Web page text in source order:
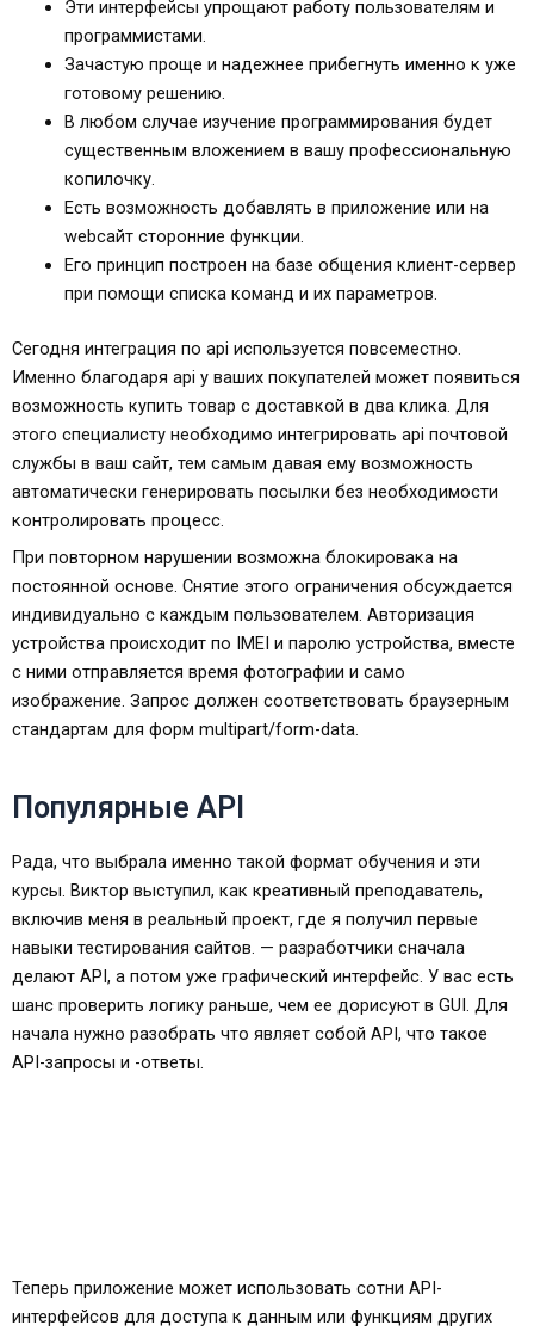
Эти интерфейсы упрощают работу пользователям и
программистами.
Зачастую проще и надежнее прибегнуть именно к уже
готовому решению.
В любом случае изучение программирования будет
существенным вложением в вашу профессиональную
копилочку.
Есть возможность добавлять в приложение или на
webсайт сторонние функции.
Его принцип построен на базе общения клиент-сервер
при помощи списка команд и их параметров.
Сегодня интеграция по api используется повсеместно.
Именно благодаря api у ваших покупателей может появиться
возможность купить товар с доставкой в два клика. Для
этого специалисту необходимо интегрировать api почтовой
службы в ваш сайт, тем самым давая ему возможность
автоматически генерировать посылки без необходимости
контролировать процесс.
При повторном нарушении возможна блокировака на
постоянной основе. Снятие этого ограничения обсуждается
индивидуально с каждым пользователем. Авторизация
устройства происходит по IMEI и паролю устройства, вместе
с ними отправляется время фотографии и само
изображение. Запрос должен соответствовать браузерным
стандартам для форм multipart/form-data.
Популярные API
Рада, что выбрала именно такой формат обучения и эти
курсы. Виктор выступил, как креативный преподаватель,
включив меня в реальный проект, где я получил первые
навыки тестирования сайтов. — разработчики сначала
делают API, а потом уже графический интерфейс. У вас есть
шанс проверить логику раньше, чем ее дорисуют в GUI. Для
начала нужно разобрать что являет собой API, что такое
API-запросы и -ответы.
Теперь приложение может использовать сотни API-
интерфейсов для доступа к данным или функциям других